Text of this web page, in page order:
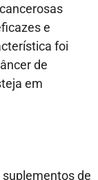
e
foi
de
em
de